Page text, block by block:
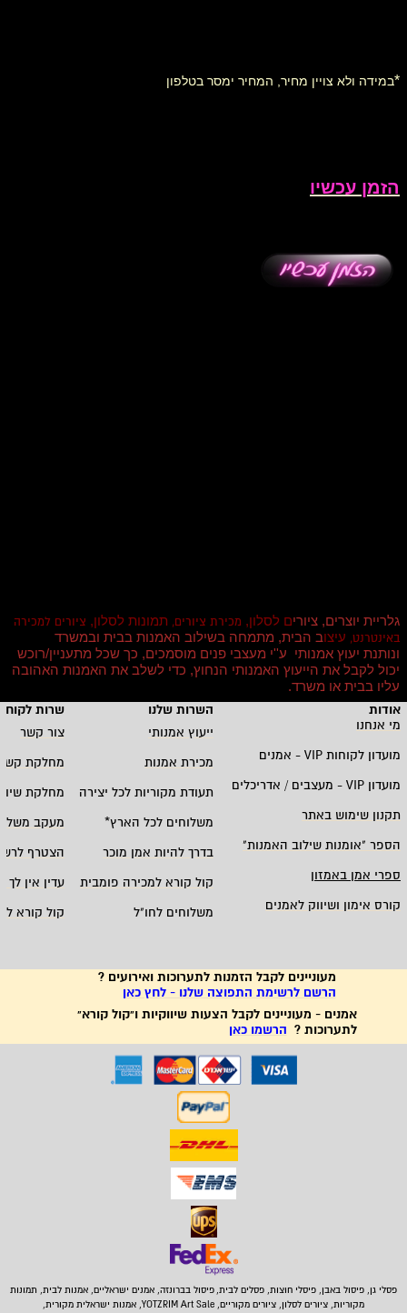
*במידה ולא צויין מחיר, המחיר ימסר בטלפון
הזמן עכשיו
גלריית יוצרים, ציורים לסלון, מכירת ציורים, תמונות לסלון, ציורים למכירה
באינטרנט, עיצוב הבית, מתמחה בשילוב האמנות בבית ובמשרד
ונותנת יעוץ אמנותי ע''י מעצבי פנים מוסמכים, כך שכל מתעניין/רוכש
יכול לקבל את הייעוץ האמנותי הנחוץ, כדי לשלב את האמנות האהובה
עליו בבית או משרד.
פסלי גן, פיסול באבן, פיסלי חוצות, פסלים לבית,פיסול בברונזה, אמנים ישראליים, אמנות לבית, תמונות
מקוריות, ציורים לסלון, ציורים מקוריים, YOTZRIM Art Sale, אמנות ישראלית מקורית,
אודות השרות שלנו
שרות
מי אנחנו
ייעוץ אמנותי
צור קשר
מועדון לקוחותVIP - אמנים מכירת אמנות
מחלקת
מועדון
מעצבים / אדריכלים תעודת מקוריות לכל יצירה
מחלקת
תקנון שימוש באתר
משלוחים לכל הארץ*
מעקב
הספר "אומנות שילוב האמנות" בדרך להיות אמן מוכר
הצטרף
ספרי אמן באמזון
קול קורא למכירה פומבית
עדין אין לך
קורס אימון ושיווק לאמנים
משלוחים לחו"ל קול קורא
מעוניינים לקבל הזמנות לתערוכות ואירועים ?
הרשם לרשימת התפוצה שלנו - לחץ כאן
אמנים - מעוניינים לקבל הצעות שיווקיות ו"קול קורא"
לתערוכות ? הרשמו כאן